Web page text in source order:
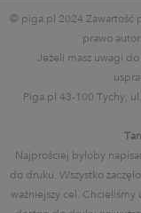
© piga.pl 2024 Zawartość
prawo
Jeżeli masz uwagi
Piga.pl 43-100 Tychy,
Najprościej byłoby
do druku. Wszystko
ważniejszy cel.